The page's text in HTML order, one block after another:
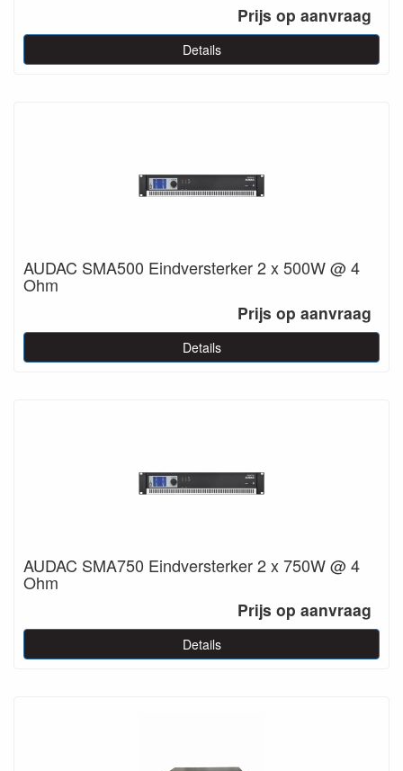
Prijs op aanvraag
Details
AUDAC SMA500 Eindversterker 2 x 500W @ 4
Ohm
Prijs op aanvraag
Details
AUDAC SMA750 Eindversterker 2 x 750W @ 4
Ohm
Prijs op aanvraag
Details